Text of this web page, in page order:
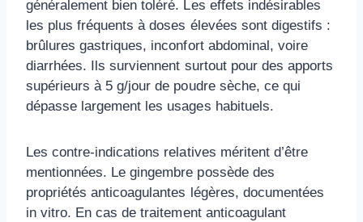
généralement bien toléré. Les effets indésirables
les plus fréquents à doses élevées sont digestifs :
brûlures gastriques, inconfort abdominal, voire
diarrhées. Ils surviennent surtout pour des apports
supérieurs à 5 g/jour de poudre sèche, ce qui
dépasse largement les usages habituels.
Les contre-indications relatives méritent d’être
mentionnées. Le gingembre possède des
propriétés anticoagulantes légères, documentées
in vitro. En cas de traitement anticoagulant